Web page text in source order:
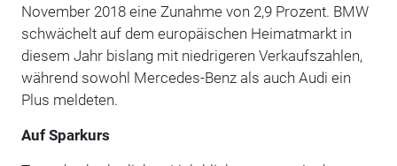
November 2018 eine Zunahme von 2,9 Prozent. BMW
schwächelt auf dem europäischen Heimatmarkt in
diesem Jahr bislang mit niedrigeren Verkaufszahlen,
während sowohl Mercedes-Benz als auch Audi ein
Plus meldeten.
Auf Sparkurs